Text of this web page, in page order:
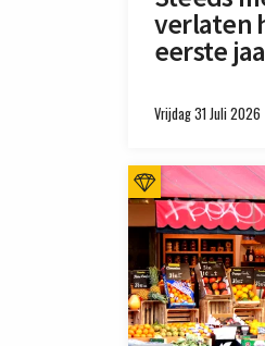
verlaten
eerste
Vrijdag 31 Juli 2026